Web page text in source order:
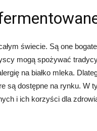
świecie. Są one
mogą spożywać
na białko mleka.
są dostępne na rynku. W
i ich korzyści dla